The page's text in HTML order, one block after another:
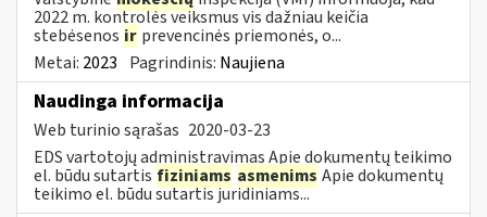
2022 m. kontrolės veiksmus vis dažniau keičia
stebėsenos ir prevencinės priemonės, o...
Metai: 2023 Pagrindinis: Naujiena
Naudinga informacija
Web turinio sąrašas 2020-03-23
EDS vartotojų administravimas Apie dokumentų teikimo
el. būdu sutartis fiziniams asmenims Apie dokumentų
teikimo el. būdu sutartis juridiniams...